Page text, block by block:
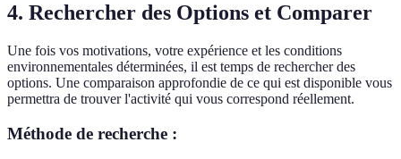
4. Rechercher des Options et Comparer
Une fois vos motivations, votre expérience et les conditions
environnementales déterminées, il est temps de rechercher des
options. Une comparaison approfondie de ce qui est disponible vous
permettra de trouver l'activité qui vous correspond réellement.
Méthode de recherche :